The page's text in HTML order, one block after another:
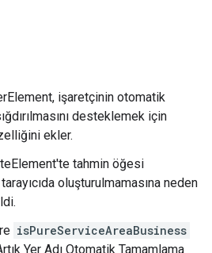
işaretçinin otomatik
desteklemek için
ekler.
tahmin öğesi
oluşturulmamasına neden
isPureServiceAreaBusiness
Yer Adı Otomatik Tamamlama